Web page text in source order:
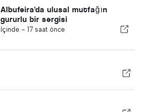
Albufeira'da ulusal mutfağın
gururlu bir sergisi
İçinde - 17 saat önce